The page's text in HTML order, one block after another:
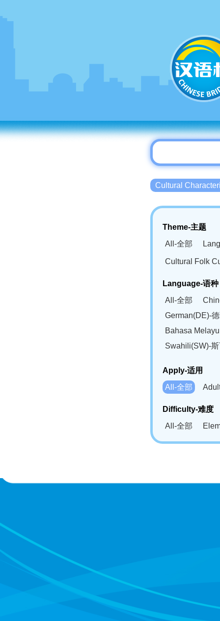
Cultural
Theme-主题
All-全部
Cultural Folk
Language-语种
All-全部
German(DE)-
Bahasa
Swahili(SW)-
Apply-适用
All-全部
Difficulty-难度
All-全部